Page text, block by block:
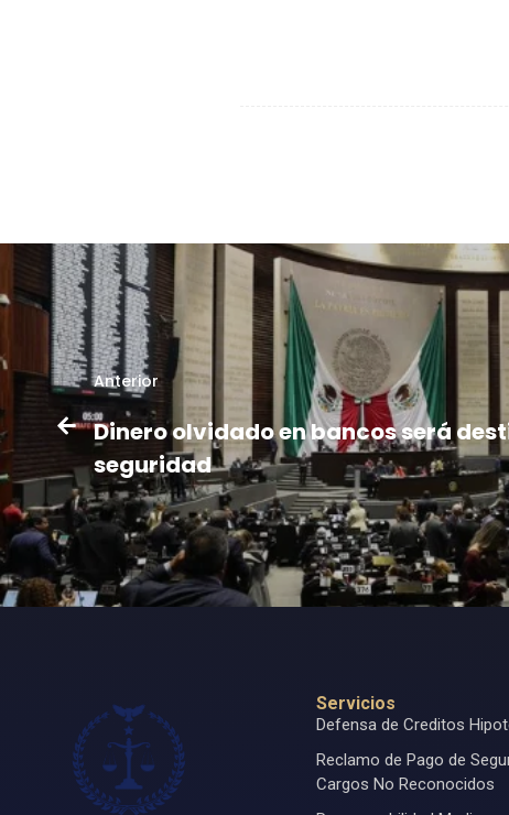
Anterior
Dinero olvidado en bancos será
seguridad
Servicios
Defensa de Creditos
Reclamo de Pago de
Cargos No Reconocidos